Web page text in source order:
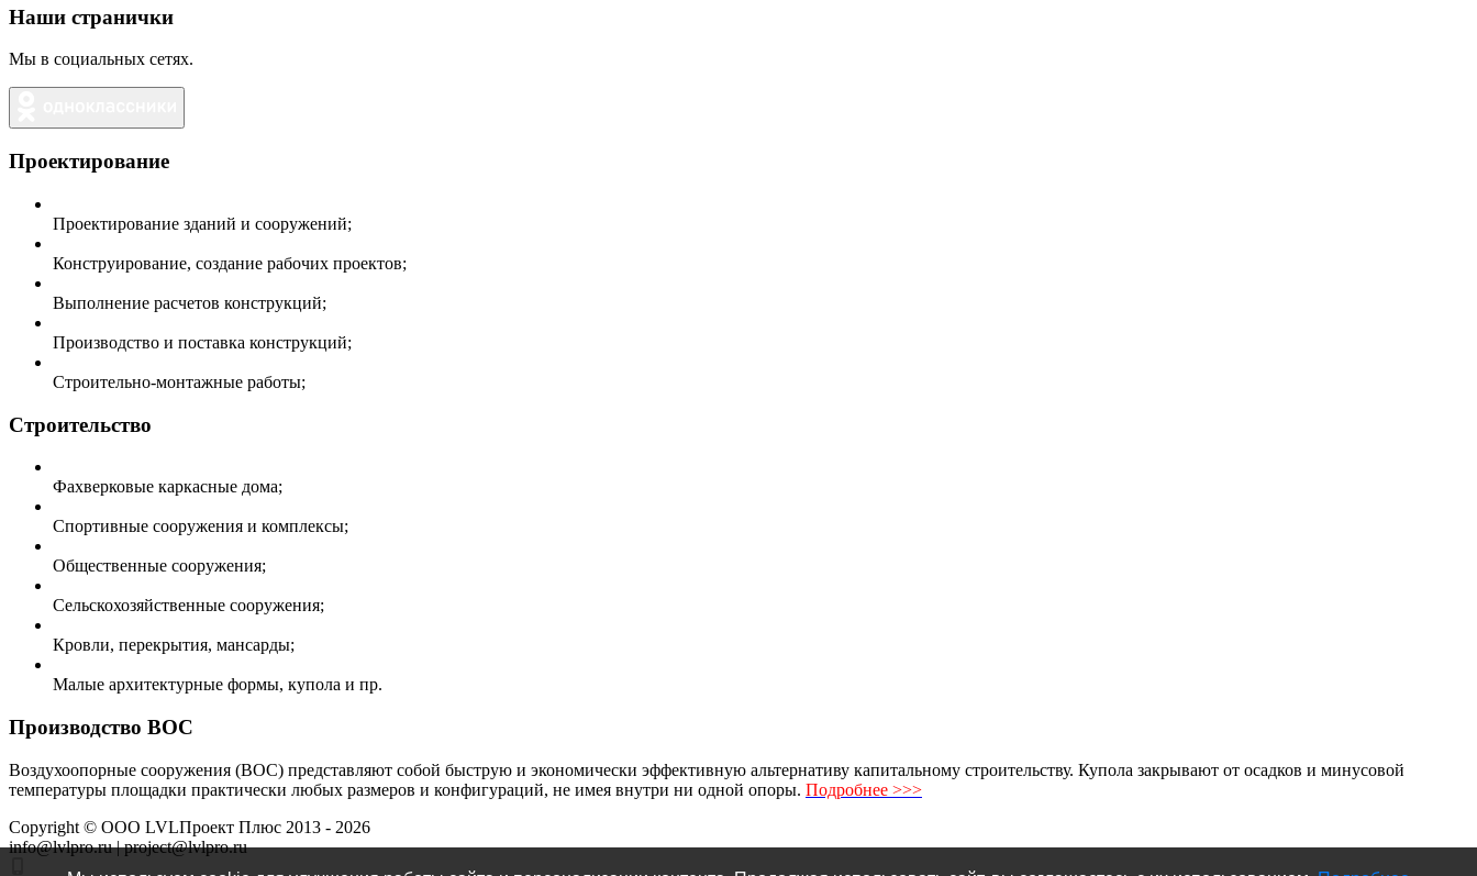
Наши странички
Мы в социальных сетях.
Проектирование
Проектирование зданий и сооружений;
Конструирование, создание рабочих проектов;
Выполнение расчетов конструкций;
Производство и поставка конструкций;
Строительно-монтажные работы;
Строительство
Фахверковые каркасные дома;
Спортивные сооружения и комплексы;
Общественные сооружения;
Сельскохозяйственные сооружения;
Кровли, перекрытия, мансарды;
Малые архитектурные формы, купола и пр.
Производство ВОС
Воздухоопорные сооружения (ВОС) представляют собой быструю и экономически эффективную альтернативу капитальному строительству. Купола закрывают от осадков и минусовой
температуры площадки практически любых размеров и конфигураций, не имея внутри ни одной опоры. Подробнее >>>
Copyright © ООО LVLПроект Плюс 2013 - 2026
info@lvlpro.ru | project@lvlpro.ru